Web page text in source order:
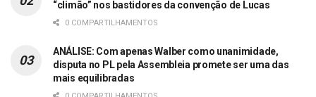
“climão” nos bastidores da convenção de Lucas
0 COMPARTILHAMENTOS
ANÁLISE: Com apenas Walber como unanimidade,
disputa no PL pela Assembleia promete ser uma das
mais equilibradas